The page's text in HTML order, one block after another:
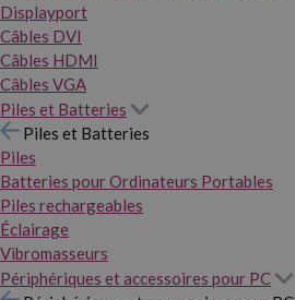
Displayport
Câbles DVI
Câbles HDMI
Câbles VGA
Piles et Batteries
Piles et Batteries
Piles
Batteries pour Ordinateurs Portables
Piles rechargeables
Éclairage
Vibromasseurs
Périphériques et accessoires pour PC